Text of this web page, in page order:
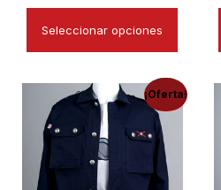
Seleccionar opciones
¡Oferta!